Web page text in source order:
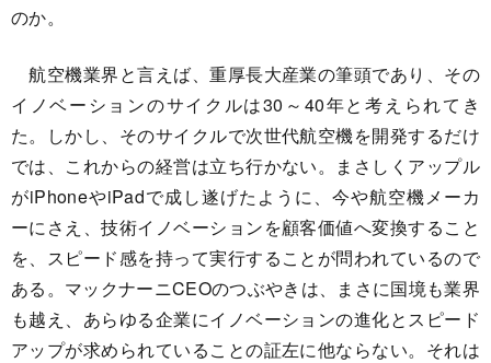
のか。
航空機業界と言えば、重厚長大産業の筆頭であり、その
イノベーションのサイクルは30～40年と考えられてき
た。しかし、そのサイクルで次世代航空機を開発するだけ
では、これからの経営は立ち行かない。まさしくアップル
がiPhoneやiPadで成し遂げたように、今や航空機メーカ
ーにさえ、技術イノベーションを顧客価値へ変換すること
を、スピード感を持って実行することが問われているので
ある。マックナーニCEOのつぶやきは、まさに国境も業界
も越え、あらゆる企業にイノベーションの進化とスピード
アップが求められていることの証左に他ならない。それは